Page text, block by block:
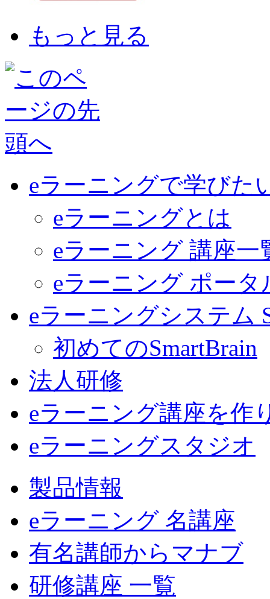
もっと見る
eラーニングで学びた
eラーニングとは
eラーニング 講座一
eラーニング ポータ
eラーニングシステム
初めてのSmartBrain
法人研修
eラーニング講座を作
eラーニングスタジオ
製品情報
eラーニング 名講座
有名講師からマナブ
研修講座 一覧